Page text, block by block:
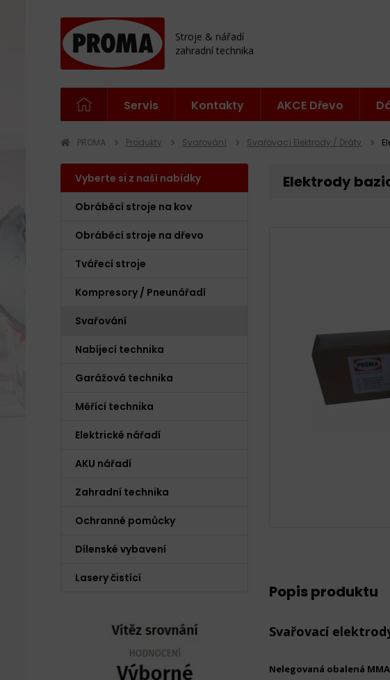
Stroje & nářadí
zahradní technika
Servis Kontakty AKCE Dřevo
PROMA Produkty Svařování Svařovací Elektrody / Dráty
Vyberte si z naší nabídky
Obráběcí stroje na kov
Obráběcí stroje na dřevo
Tvářecí stroje
Kompresory / Pneunářadí
Svařování
Nabíjecí technika
Garážová technika
Měřící technika
Elektrické nářadí
AKU nářadí
Zahradní technika
Ochranné pomůcky
Dílenské vybavení
Lasery čistící
Elektrody
Popis produktu
Svařovací
Nelegovaná obalená